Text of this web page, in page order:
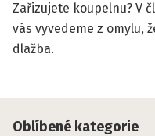
Zařizujete koupelnu? V
vás vyvedeme z omylu,
dlažba.
Oblíbené kategorie